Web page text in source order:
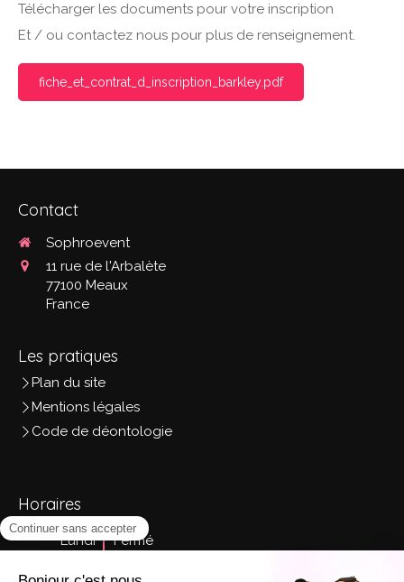
Télécharger les documents pour votre inscription
Et / ou contactez nous pour plus de renseignement.
fiche_et_contrat_d_inscription_barkley.pdf
Contact
Sophroevent
11 rue de l'Arbalète
77100 Meaux
France
Les pratiques
Plan du site
Mentions légales
Code de déontologie
Horaires
Lundi
Fermé